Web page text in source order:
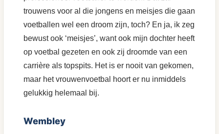
trouwens voor al die jongens en meisjes die gaan
voetballen wel een droom zijn, toch? En ja, ik zeg
bewust ook ‘meisjes’, want ook mijn dochter heeft
op voetbal gezeten en ook zij droomde van een
carrière als topspits. Het is er nooit van gekomen,
maar het vrouwenvoetbal hoort er nu inmiddels
gelukkig helemaal bij.
Wembley